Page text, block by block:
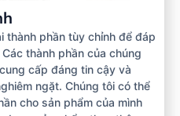
thành phần tùy chỉnh để đáp
thành phần của chúng
cấp đáng tin cậy và
ngặt. Chúng tôi có thể
cho sản phẩm của mình